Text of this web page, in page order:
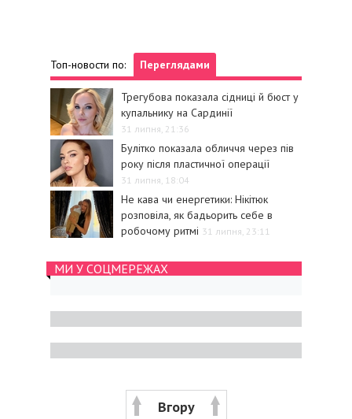
Топ-новости по: Переглядами
Трегубова показала сідниці й бюст у
купальнику на Сардинії
31 липня, 21:36
Булітко показала обличчя через пів
року після пластичної операції
31 липня, 18:04
Не кава чи енергетики: Нікітюк
розповіла, як бадьорить себе в
робочому ритмі 31 липня, 23:11
МИ У СОЦМЕРЕЖАХ
Вгору